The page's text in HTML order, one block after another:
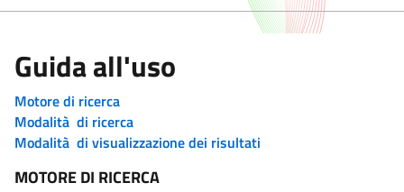
Guida all'uso
Motore di ricerca
Modalità di ricerca
Modalità di visualizzazione dei risultati
MOTORE DI RICERCA